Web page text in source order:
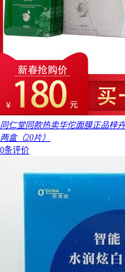
同仁堂同款热卖华佗面膜正品梓
两盒（20片）
0条评价